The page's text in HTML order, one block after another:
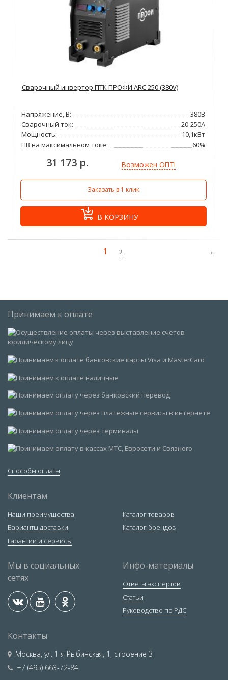
Сварочный инвертор ПТК ПРОФИ ARC 250 (380V)
Напряжение, В:
380В
Сварочный ток:
20-250А
Мощность:
10,1кВт
ПВ на максимальном токе:
60%
31 173 р. Возможен ОПТ!
Заказать в 1 клик
В КОРЗИНУ
1 2
Принимаем к оплате
Способы оплаты
Клиентам
Наши преимущества
Варианты доставки
Гарантии и сервисы
Каталог товаров
Каталог брендов
Мы в социальных
сетях
Инфо-материалы
Ответы экспертов
Статьи
Руководство по РДС
Контакты
Москва, ул. 1-я Рыбинская, 1, строение 3
+7 (495) 663-72-84